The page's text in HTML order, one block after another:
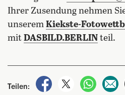
Ihrer Zusendung nehmen
unserem Kiekste-
mit DASBILD.BERLIN teil.
Teilen:
auf Facebook teilen
auf X teilen
per